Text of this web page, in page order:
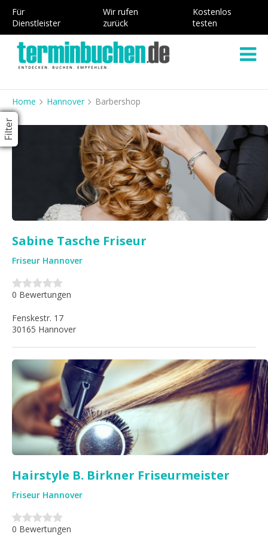
Für
Dienstleister
Wir rufen
zurück
Kostenlos
testen
Home Hannover Barbershop
Filter
Sabine Tasche Friseur
Friseur Hannover
Fenskestr. 17
30165 Hannover
0 Bewertungen
Hairstyle B. Birkner Friseurmeister
Friseur Hannover
0 Bewertungen